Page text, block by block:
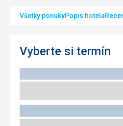
Všetky ponukyPopis hotela
Vyberte si termín